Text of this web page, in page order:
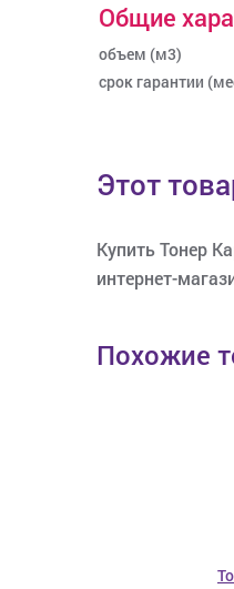
Общие
объем (м3)
срок гарантии
Этот
Купить Тонер
интернет-
Похожие